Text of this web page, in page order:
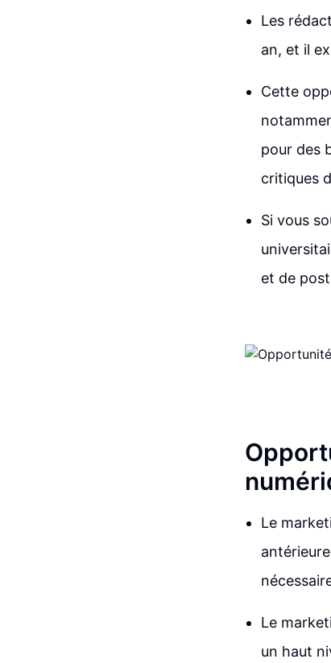
Les
an, et il
Cette
pour des
critiques
Si vous
et de
Le
Le
un haut